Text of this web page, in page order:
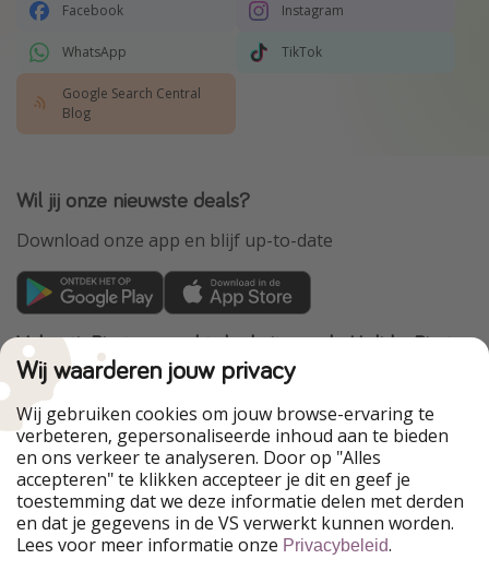
Facebook Instagram
WhatsApp TikTok
Google Search Central
Blog
Wil jij onze nieuwste deals?
Download onze app en blijf up-to-date
VakantiePiraten maakt deel uit van de HolidayPirates
Group
Onze markten
PiratinViaggio
HolidayPirates
WakacyjniPiraci
VoyagesPirates
Ferienpiraten
Urlaubspiraten
Urlaubspiraten
ViajerosPiratas
TravelPirates
Wij waarderen jouw privacy
Wij gebruiken cookies om jouw browse-ervaring te
verbeteren, gepersonaliseerde inhoud aan te bieden
en ons verkeer te analyseren. Door op "Alles
accepteren" te klikken accepteer je dit en geef je
toestemming dat we deze informatie delen met derden
en dat je gegevens in de VS verwerkt kunnen worden.
Lees voor meer informatie onze Privacybeleid.